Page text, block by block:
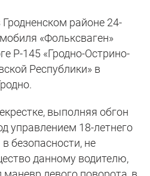
районе 24-
«Фольксваген»
Р-145 «Гродно-Острино-
Республики» в
выполняя обгон
управлением 18-летнего
безопасности, не
данному водителю,